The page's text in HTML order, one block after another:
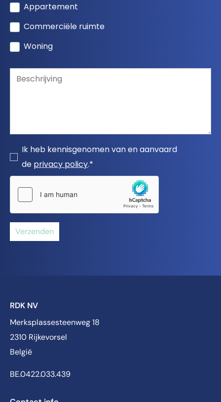
Appartement
Commerciële ruimte
Woning
Ik heb kennisgenomen van en aanvaard
de privacy policy.*
Verzenden
RDK NV
Merksplassesteenweg 18
2310 Rijkevorsel
België
BE.0422.033.439